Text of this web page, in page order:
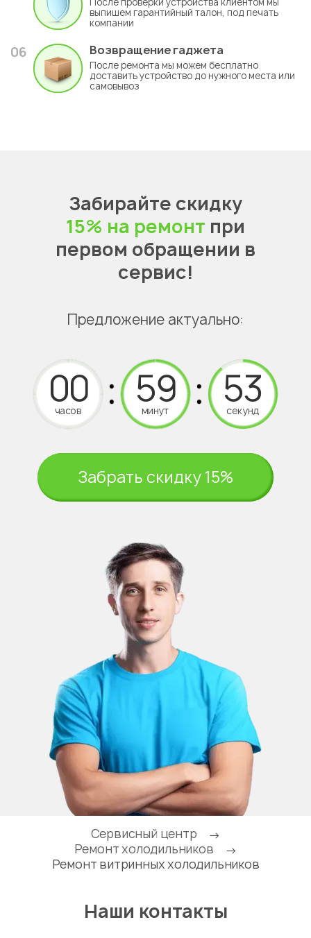
выпишем гарантийный талон, под печать
компании
06 Возвращение гаджета
После ремонта мы можем бесплатно
доставить устройство до нужного места или
самовывоз
Забирайте скидку
15% на ремонт при
первом обращении в
сервис!
Предложение актуально:
часов минут секунд
Забрать скидку 15%
Сервисный центр
→
Ремонт холодильников
→
Ремонт витринных холодильников
Наши контакты